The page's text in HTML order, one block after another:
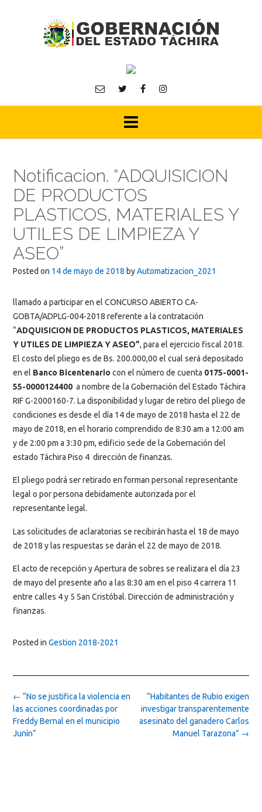
Notificacion. “ADQUISICION
DE PRODUCTOS
PLASTICOS, MATERIALES Y
UTILES DE LIMPIEZA Y
ASEO”
Posted on 14 de mayo de 2018 byAutomatizacion_2021
llamado a participar en el CONCURSO ABIERTO CA-
GOBTA/ADPLG-004-2018 referente a la contratación
“ADQUISICION DE PRODUCTOS PLASTICOS, MATERIALES
Y UTILES DE LIMPIEZA Y ASEO”, para el ejercicio fiscal 2018.
El costo del pliego es de Bs. 200.000,00 el cual será depositado
en el Banco Bicentenario con el número de cuenta 0175-0001-
55-0000124400 a nombre de la Gobernación del Estado Táchira
RIF G-2000160-7. La disponibilidad y lugar de retiro del pliego de
condiciones es desde el día 14 de mayo de 2018 hasta el 22 de
mayo de 2018, en el horario comprendido de 8:30 am a 12:00 am
y de 2:00 pm a 3:30 pm, edificio sede de la Gobernación del
estado Táchira Piso 4 dirección de finanzas.
El pliego podrá ser retirado en forman personal representante
legal o por persona debidamente autorizada por el
representante legal.
Las solicitudes de aclaratorias se recibirán hasta el 18 de mayo
de 2018 y las respuestas se darán el 22 de mayo de 2018.
El acto de recepción y Apertura de sobres se realizara el día 23
de mayo del presente año a las 8:30 am en el piso 4 carrera 11
entre calles 4 y 5 San Cristóbal. Dirección de administración y
finanzas.
Posted in Gestion 2018-2021
Post
navigation
“Habitantes de Rubio exigen
investigar transparentemente
asesinato del ganadero Carlos
Manuel Tarazona” →
← “No se justifica la violencia en
las acciones coordinadas por
Freddy Bernal en el municipio
Junín”